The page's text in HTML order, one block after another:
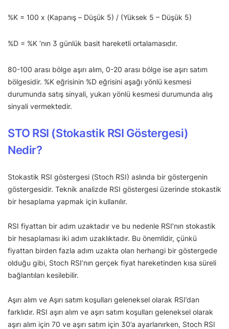
%K = 100 x (Kapanış – Düşük 5) / (Yüksek 5 – Düşük 5)
%D = %K ‘nın 3 günlük basit hareketli ortalamasıdır.
80-100 arası bölge aşırı alım, 0-20 arası bölge ise aşırı satım
bölgesidir. %K eğrisinin %D eğrisini aşağı yönlü kesmesi
durumunda satış sinyali, yukarı yönlü kesmesi durumunda alış
sinyali vermektedir.
STO RSI (Stokastik RSI Göstergesi)
Nedir?
Stokastik RSI göstergesi (Stoch RSI) aslında bir göstergenin
göstergesidir. Teknik analizde RSI göstergesi üzerinde stokastik
bir hesaplama yapmak için kullanılır.
RSI fiyattan bir adım uzaktadır ve bu nedenle RSI’nın stokastik
bir hesaplaması iki adım uzaklıktadır. Bu önemlidir, çünkü
fiyattan birden fazla adım uzakta olan herhangi bir göstergede
olduğu gibi, Stoch RSI’nın gerçek fiyat hareketinden kısa süreli
bağlantıları kesilebilir.
Aşırı alım ve Aşırı satım koşulları geleneksel olarak RSI’dan
farklıdır. RSI aşırı alım ve aşırı satım koşulları geleneksel olarak
aşırı alım için 70 ve aşırı satım için 30’a ayarlanırken, Stoch RSI